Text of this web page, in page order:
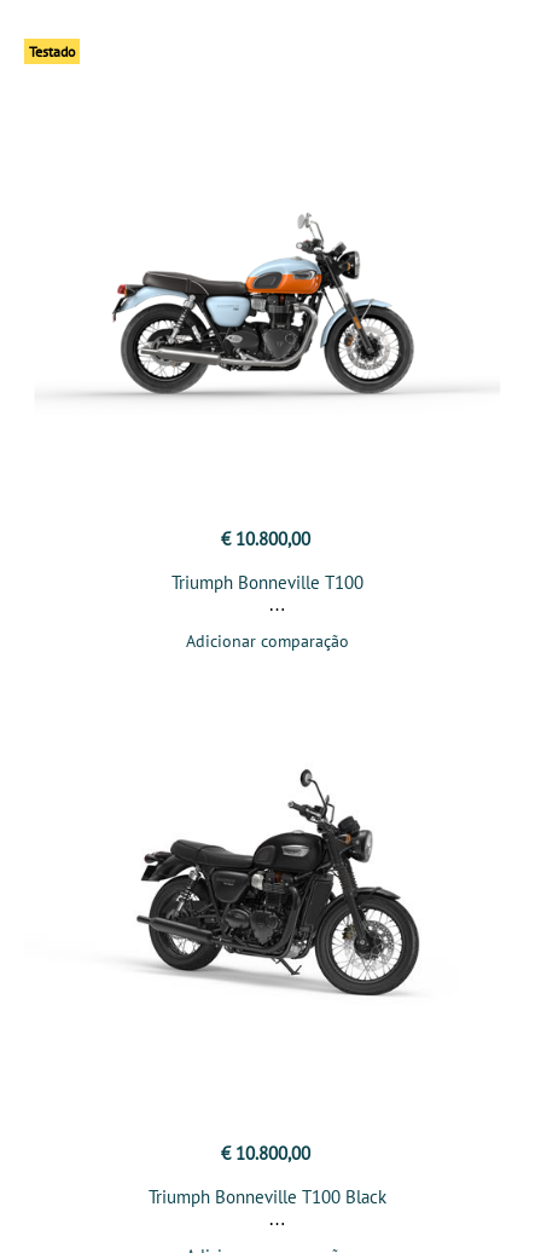
Testado
€ 10.800,00
Triumph Bonneville T100
Adicionar comparação
€ 10.800,00
Triumph Bonneville T100 Black